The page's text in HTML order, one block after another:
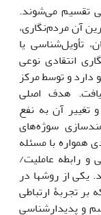
تقسیم می‌شوند.
آن مردم‌نگاری،
تأویل‌شناسی یا
انتقادی نوعی
و توسط مرکز
یافت. هدف اصلی
تغییر آن به نفع
سوژه‌های
همواره با مسئله
و رابطه عاملیت/
یکی از روش­ها در
تجربۀ ارتباطی
و پدیدارشناسی